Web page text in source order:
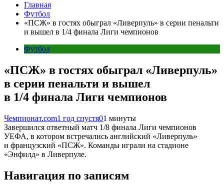
Главная
Футбол
«ПСЖ» в гостях обыграл «Ливерпуль» в серии пенальти
и вышел в 1/4 финала Лиги чемпионов
Футбол
«ПСЖ» в гостях обыграл «Ливерпуль»
в серии пенальти и вышел
в 1/4 финала Лиги чемпионов
Чемпионат.com1 год спустя01 минуты
Завершился ответный матч 1/8 финала Лиги чемпионов
УЕФА, в котором встречались английский «Ливерпуль»
и французский «ПСЖ». Команды играли на стадионе
«Энфилд» в Ливерпуле.
Навигация по записям